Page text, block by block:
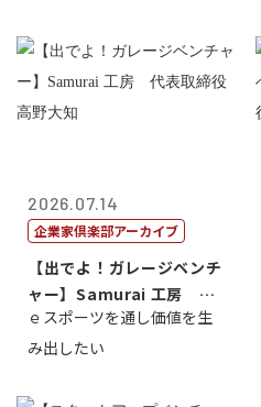
2026.07.14
企業家倶楽部アーカイブ
【出でよ！ガレージベンチ
ャー】Samurai 工房 代
表取締...
ｅスポーツを通し価値を生
み出したい